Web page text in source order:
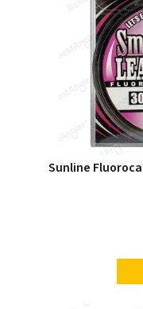
Sunline